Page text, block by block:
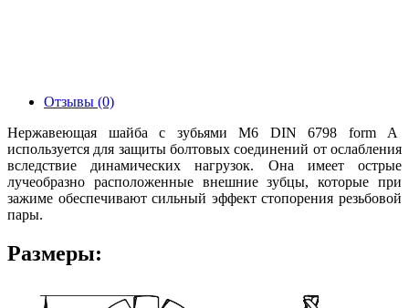
Отзывы (0)
Нержавеющая шайба с зубьями М6 DIN 6798 form А
используется для защиты болтовых соединений от ослабления
вследствие динамических нагрузок. Она имеет острые
лучеобразно расположенные внешние зубцы, которые при
зажиме обеспечивают сильный эффект стопорения резьбовой
пары.
Размеры: